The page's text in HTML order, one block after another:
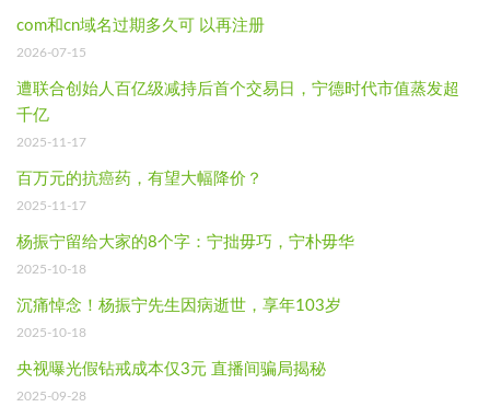
com和cn域名过期多久可 以再注册
2026-07-15
遭联合创始人百亿级减持后首个交易日，宁德时代市值蒸发超
千亿
2025-11-17
百万元的抗癌药，有望大幅降价？
2025-11-17
杨振宁留给大家的8个字：宁拙毋巧，宁朴毋华
2025-10-18
沉痛悼念！杨振宁先生因病逝世，享年103岁
2025-10-18
央视曝光假钻戒成本仅3元 直播间骗局揭秘
2025-09-28